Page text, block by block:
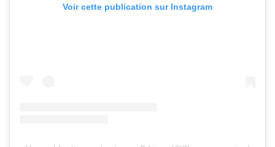
Voir cette publication sur Instagram